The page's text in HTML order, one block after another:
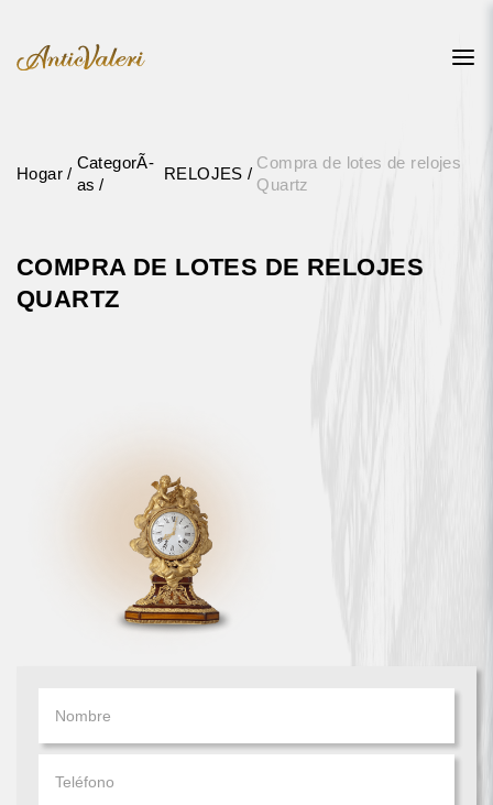
Hogar
CategorÃ­
as
RELOJES
Compra de lotes de relojes
Quartz
COMPRA DE LOTES DE RELOJES
QUARTZ